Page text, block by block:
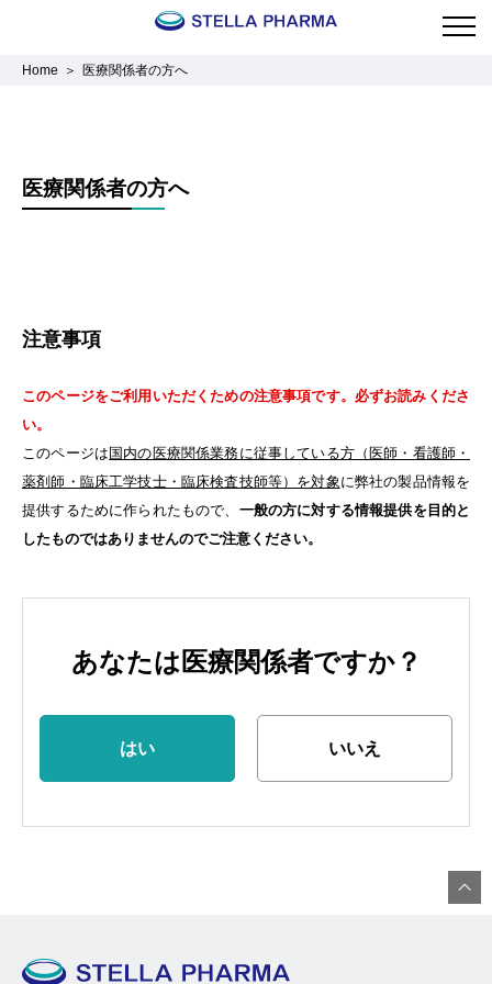
Home 医療関係者の方へ
医療関係者の方へ
注意事項
このページをご利用いただくための注意事項です。必ずお読みくださ
い。
このページは 国内の医療関係業務に従事している方（医師・看護師・
薬剤師・臨床工学技士・臨床検査技師等）を対象に弊社の製品情報を
提供するために作られたもので、 一般の方に対する情報提供を目的と
したものではありませんのでご注意ください。
あなたは医療関係者ですか？
はい いいえ